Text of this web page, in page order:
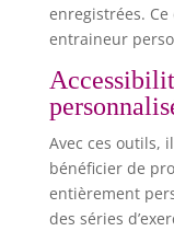
enregistrées.
entraineur
Avec ces outils,
bénéficier de
entièrement
des séries